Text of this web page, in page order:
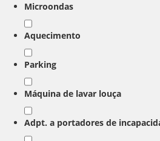
Microondas
Aquecimento
Parking
Máquina de lavar louça
Adpt. a portadores de